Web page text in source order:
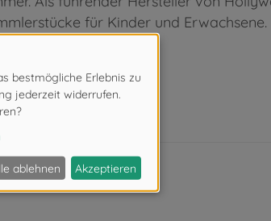
für Kinder und Erwachsene.
durch Kleinteile.